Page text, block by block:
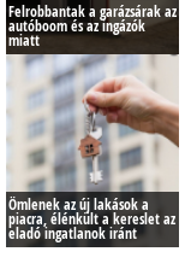
Felrobbantak a garázsárak az
autóboom és az ingázók
miatt
Ömlenek az új lakások a
piacra, élénkült a kereslet az
eladó ingatlanok iránt